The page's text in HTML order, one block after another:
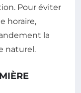
Pour éviter
horaire,
la
naturel.